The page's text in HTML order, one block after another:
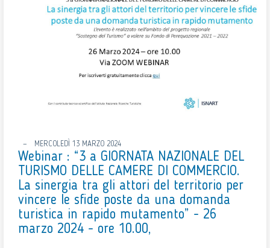
MERCOLEDÌ 13 MARZO 2024
Webinar : “3 a GIORNATA NAZIONALE DEL
TURISMO DELLE CAMERE DI COMMERCIO.
La sinergia tra gli attori del territorio per
vincere le sfide poste da una domanda
turistica in rapido mutamento” - 26
marzo 2024 - ore 10.00,